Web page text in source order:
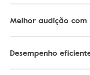
Melhor audição com
Desempenho